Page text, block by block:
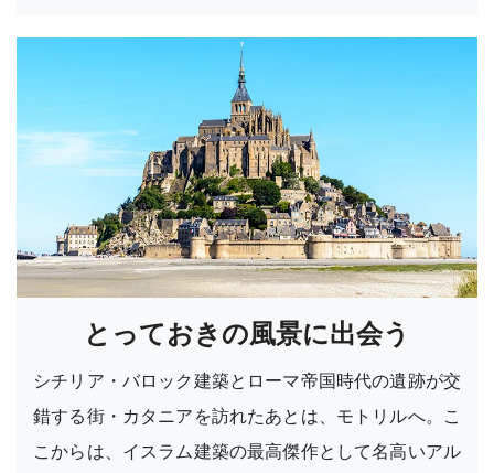
とっておきの風景に出会う
シチリア・バロック建築とローマ帝国時代の遺跡が交
錯する街・カタニアを訪れたあとは、モトリルへ。こ
こからは、イスラム建築の最高傑作として名高いアル